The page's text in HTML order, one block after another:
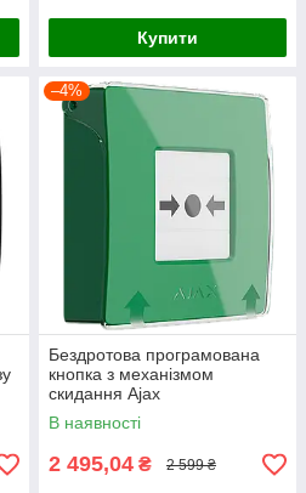
Купити
–4%
Бездротова програмована
кнопка з механізмом
скидання Ajax
ManualCallPoint Jeweller
Green
В наявності
2 495,04 ₴ 2 599 ₴